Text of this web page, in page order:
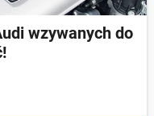
wzywanych do